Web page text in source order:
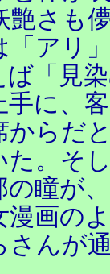
艶さも
「アリ
「見
手に、
からだ
た。そ
の瞳が
漫画の
さんが